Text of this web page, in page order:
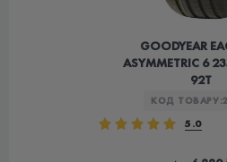
GOODYEAR
ASYMMETRIC 6
92T
КОД ТОВАРУ:
5.0